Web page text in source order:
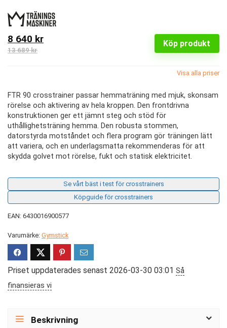
Köp produkt
8 640 kr
13 689 kr
Visa alla priser
FTR 90 crosstrainer passar hemmaträning med mjuk, skonsam
rörelse och aktivering av hela kroppen. Den frontdrivna
konstruktionen ger ett jämnt steg och stöd för
uthållighetsträning hemma. Den robusta stommen,
datorstyrda motståndet och flera program gör träningen lätt
att variera, och en underlagsmatta rekommenderas för att
skydda golvet mot rörelse, fukt och statisk elektricitet.
Se vårt bäst i test för crosstrainers
Köpguide för crosstrainers
EAN: 6430016900577
Varumärke: Gymstick
Priset uppdaterades senast 2026-03-30 03:01 Så
finansieras vi
Beskrivning